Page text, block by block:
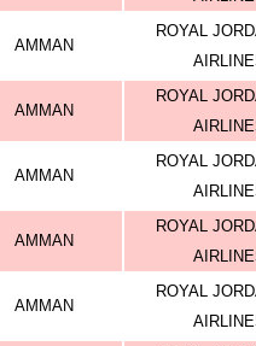
AMMAN
ROYAL
AMMAN
ROYAL
AMMAN
ROYAL
AMMAN
ROYAL
AMMAN
ROYAL